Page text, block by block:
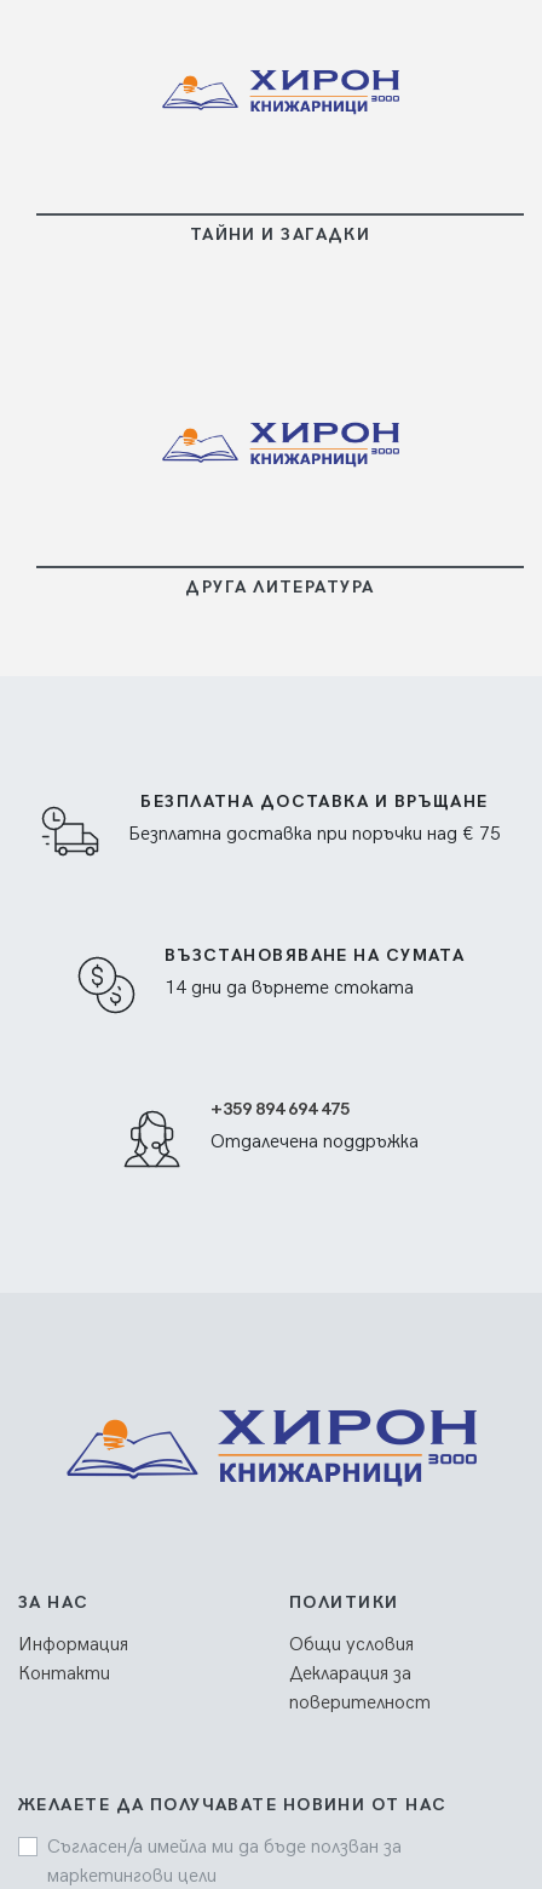
ПОВЕЧЕ
ТАЙНИ И ЗАГАДКИ
ПОВЕЧЕ
ДРУГА ЛИТЕРАТУРА
БЕЗПЛАТНА ДОСТАВКА И ВРЪЩАНЕ
Безплатна доставка при поръчки над € 75
ВЪЗСТАНОВЯВАНЕ НА СУМАТА
14 дни да върнете стоката
+359 894 694 475
Отдалечена поддръжка
ЗА НАС
Информация
Контакти
ПОЛИТИКИ
Общи условия
Декларация за
поверителност
ЖЕЛАЕТЕ ДА ПОЛУЧАВАТЕ НОВИНИ ОТ НАС
Съгласен/а имейла ми да бъде ползван за
маркетингови цели